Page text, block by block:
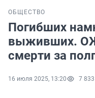
ОБЩЕСТВО
Погибших
выживших.
смерти за
16 июля 2025, 13:20 7 833